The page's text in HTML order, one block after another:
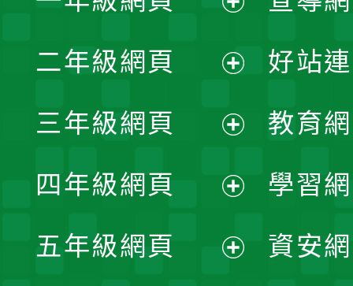
開
選
單
二年級網頁
開
選
單
三年級網頁
開
選
四年級網頁
開
五年級網頁
好站
教育
學習
資安